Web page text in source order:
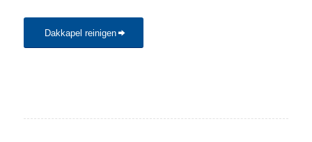
Dakkapel reinigen